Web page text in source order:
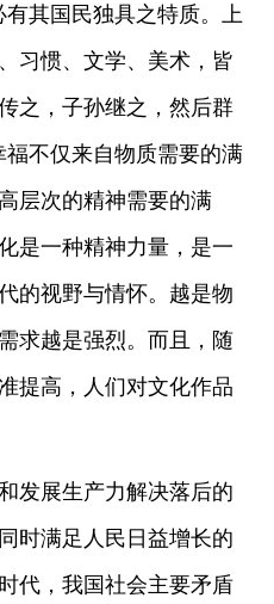
其国民独具之特质。上
习惯、文学、美术，皆
之，子孙继之，然后群
不仅来自物质需要的满
层次的精神需要的满
是一种精神力量，是一
的视野与情怀。越是物
求越是强烈。而且，随
提高，人们对文化作品
展生产力解决落后的
时满足人民日益增长的
代，我国社会主要矛盾